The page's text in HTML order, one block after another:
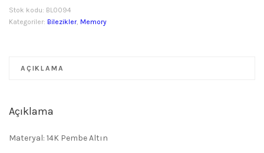
Bilezik
adet
Stok kodu: BL0094
Kategoriler: Bilezikler, Memory
AÇIKLAMA
Açıklama
Materyal: 14K Pembe Altın